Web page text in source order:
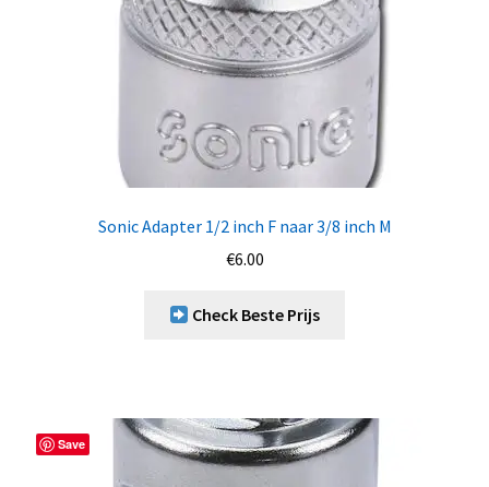
Sonic Adapter 1/2 inch F naar 3/8 inch M
€6.00
Check Beste Prijs
Save